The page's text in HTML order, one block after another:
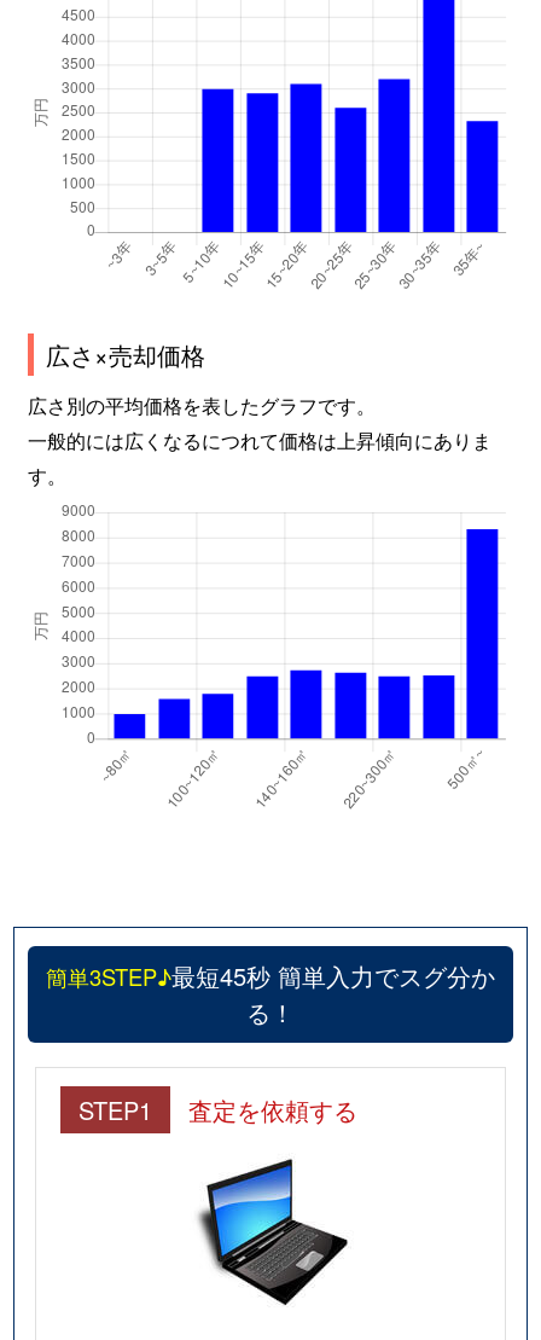
広さ×売却価格
広さ別の平均価格を表したグラフです。
一般的には広くなるにつれて価格は上昇傾向にありま
す。
簡単3STEP♪最短45秒 簡単入力でスグ分か
る！
STEP1 査定を依頼する